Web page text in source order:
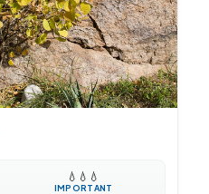
💧 💧 💧
IMPORTANT